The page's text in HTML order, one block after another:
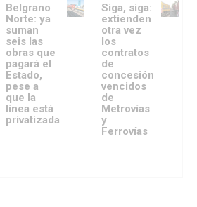
Belgrano
Norte: ya
suman
seis las
obras que
pagará el
Estado,
pese a
que la
línea está
privatizada
Siga, siga:
extienden
otra vez
los
contratos
de
concesión
vencidos
de
Metrovías
y
Ferrovías